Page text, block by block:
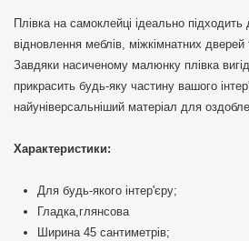
Плівка на самоклейці ідеально
відновлення меблів, міжкімнатних дверей
Завдяки насиченому малюнку плівка
прикрасить будь-яку частину вашого
найуніверсальніший матеріал для
Характеристики:
Для будь-якого інтер'єру;
Гладка,глянсова
Ширина 45 сантиметрів;